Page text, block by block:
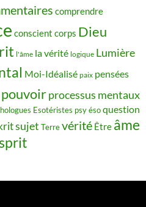
comprendre
conscient corps Dieu
l'âme la vérité logique Lumière
Moi-Idéalisé paix pensées
pouvoirprocessus mentaux
Esotéristes psy ésoquestion
sujet Terrevérité Être âme